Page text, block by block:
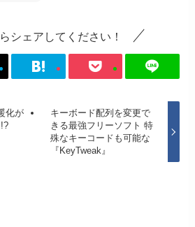
シェアしてください！
化が
キーボード配列を変更で
きる最強フリーソフト 特
殊なキーコードも可能な
『KeyTweak』